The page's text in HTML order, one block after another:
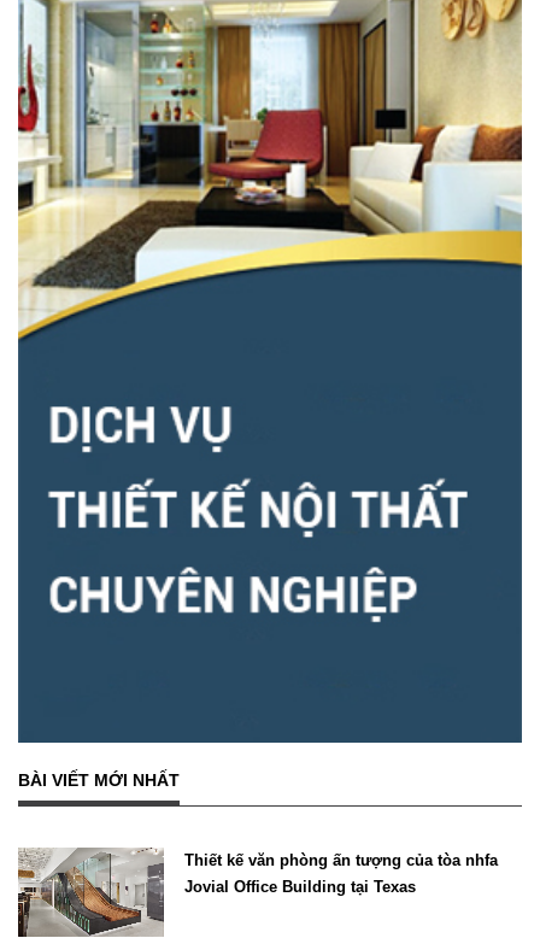
BÀI VIẾT MỚI NHẤT
Thiết kế văn phòng ấn tượng của tòa nhfa
Jovial Office Building tại Texas